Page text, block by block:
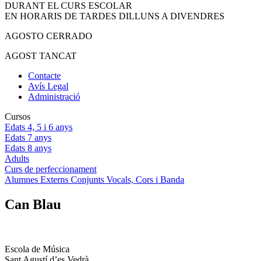
DURANT EL CURS ESCOLAR
EN HORARIS DE TARDES DILLUNS A DIVENDRES
AGOSTO CERRADO
AGOST TANCAT
Contacte
Avís Legal
Administració
Cursos
Edats 4, 5 i 6 anys
Edats 7 anys
Edats 8 anys
Adults
Curs de perfeccionament
Alumnes Externs Conjunts Vocals, Cors i Banda
Can Blau
Escola de Música